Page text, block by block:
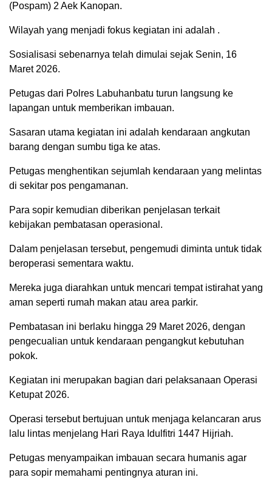
(Pospam) 2 Aek Kanopan.
Wilayah yang menjadi fokus kegiatan ini adalah .
Sosialisasi sebenarnya telah dimulai sejak Senin, 16
Maret 2026.
Petugas dari Polres Labuhanbatu turun langsung ke
lapangan untuk memberikan imbauan.
Sasaran utama kegiatan ini adalah kendaraan angkutan
barang dengan sumbu tiga ke atas.
Petugas menghentikan sejumlah kendaraan yang melintas
di sekitar pos pengamanan.
Para sopir kemudian diberikan penjelasan terkait
kebijakan pembatasan operasional.
Dalam penjelasan tersebut, pengemudi diminta untuk tidak
beroperasi sementara waktu.
Mereka juga diarahkan untuk mencari tempat istirahat yang
aman seperti rumah makan atau area parkir.
Pembatasan ini berlaku hingga 29 Maret 2026, dengan
pengecualian untuk kendaraan pengangkut kebutuhan
pokok.
Kegiatan ini merupakan bagian dari pelaksanaan Operasi
Ketupat 2026.
Operasi tersebut bertujuan untuk menjaga kelancaran arus
lalu lintas menjelang Hari Raya Idulfitri 1447 Hijriah.
Petugas menyampaikan imbauan secara humanis agar
para sopir memahami pentingnya aturan ini.